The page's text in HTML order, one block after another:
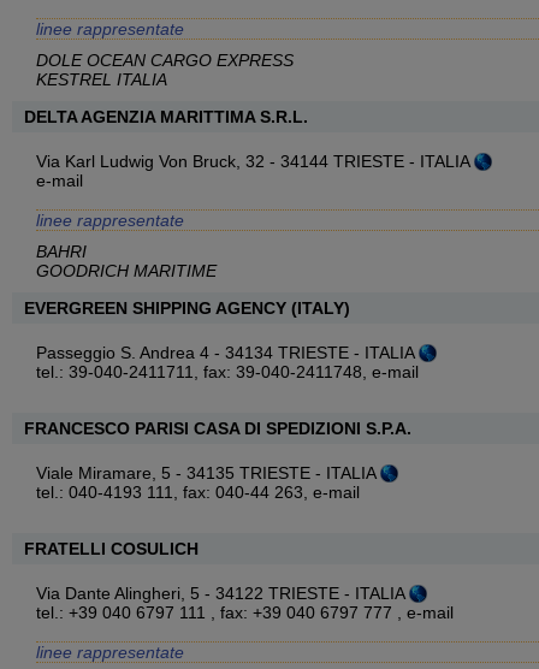
linee rappresentate
DOLE OCEAN CARGO EXPRESS
KESTREL ITALIA
DELTA AGENZIA MARITTIMA S.R.L.
Via Karl Ludwig Von Bruck, 32 - 34144 TRIESTE - ITALIA
e-mail
linee rappresentate
BAHRI
GOODRICH MARITIME
EVERGREEN SHIPPING AGENCY (ITALY)
Passeggio S. Andrea 4 - 34134 TRIESTE - ITALIA
tel.: 39-040-2411711, fax: 39-040-2411748, e-mail
FRANCESCO PARISI CASA DI SPEDIZIONI S.P.A.
Viale Miramare, 5 - 34135 TRIESTE - ITALIA
tel.: 040-4193 111, fax: 040-44 263, e-mail
FRATELLI COSULICH
Via Dante Alingheri, 5 - 34122 TRIESTE - ITALIA
tel.: +39 040 6797 111 , fax: +39 040 6797 777 , e-mail
linee rappresentate